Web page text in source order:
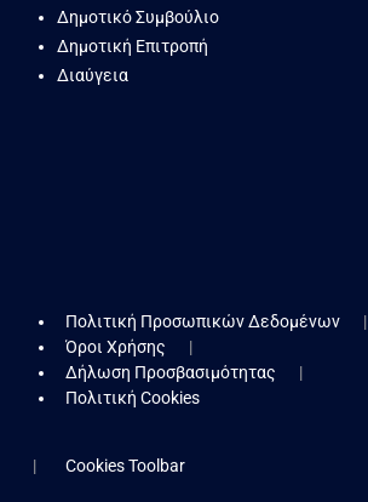
Δημοτικό Συμβούλιο
Δημοτική Επιτροπή
Διαύγεια
Πολιτική Προσωπικών Δεδομένων
Όροι Χρήσης
Δήλωση Προσβασιμότητας
Πολιτική Cookies
Cookies Toolbar